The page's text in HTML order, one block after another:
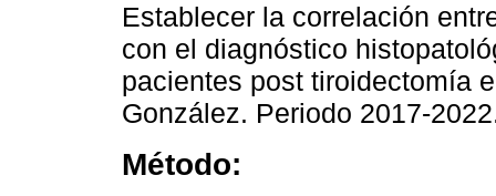
Establecer la correlación
con el diagnóstico
pacientes post tiroidectomía
González. Periodo 2017-
Método: